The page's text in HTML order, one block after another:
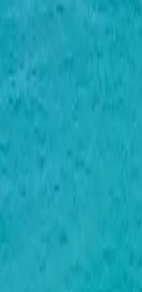
Dream Residence Chakvi